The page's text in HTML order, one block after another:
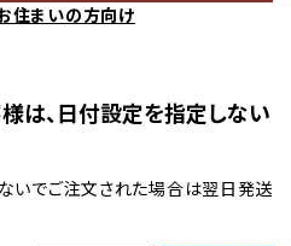
住まいの方向け
は、日付設定を指定しない
いでご注文された場合は翌日発送